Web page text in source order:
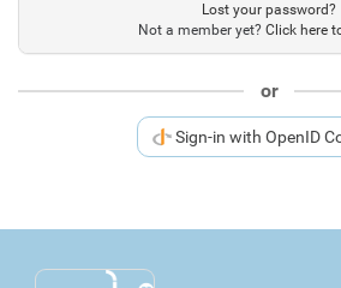
Lost your password?
Not a member yet? Click here
or
Sign-in with OpenID